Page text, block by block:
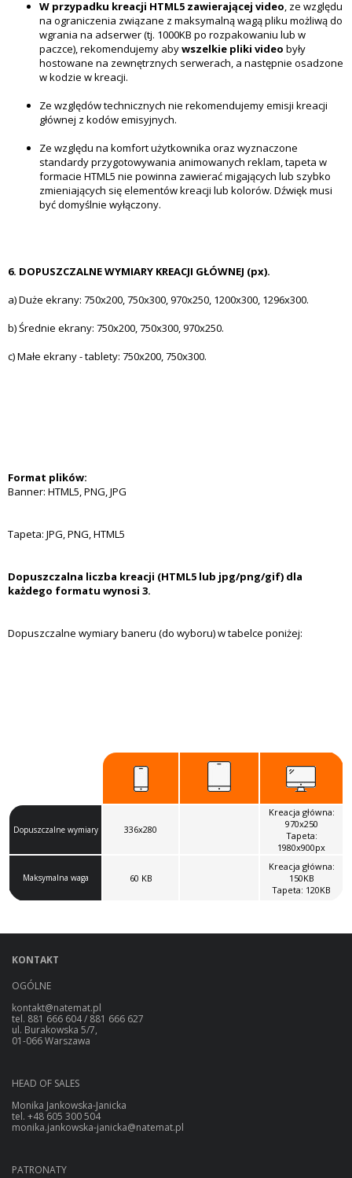
W przypadku kreacji HTML5 zawierającej video, ze względu
na ograniczenia związane z maksymalną wagą pliku możliwą do
wgrania na adserwer (tj. 1000KB po rozpakowaniu lub w
paczce), rekomendujemy abywszelkie pliki video były
hostowane na zewnętrznych serwerach, a następnie osadzone
w kodzie w kreacji.
Ze względów technicznych nie rekomendujemy emisji kreacji
głównej z kodów emisyjnych.
Ze względu na komfort użytkownika oraz wyznaczone
standardy przygotowywania animowanych reklam, tapeta w
formacie HTML5 nie powinna zawierać migających lub szybko
zmieniających się elementów kreacji lub kolorów. Dźwięk musi
być domyślnie wyłączony.
6. DOPUSZCZALNE WYMIARY KREACJI GŁÓWNEJ (px).
a) Duże ekrany: 750x200, 750x300, 970x250, 1200x300, 1296x300.
b) Średnie ekrany: 750x200, 750x300, 970x250.
c) Małe ekrany - tablety: 750x200, 750x300.
Format plików:
Banner: HTML5, PNG, JPG
Tapeta: JPG, PNG, HTML5
Dopuszczalna liczba kreacji (HTML5 lub jpg/png/gif) dla
każdego formatu wynosi 3.
Dopuszczalne wymiary baneru (do wyboru) w tabelce poniżej:
Dopuszczalne wymiary 336x280
Kreacja główna:
970x250
Tapeta:
1980x900px
Maksymalna waga 60 KB
Kreacja główna:
150KB
Tapeta: 120KB
KONTAKT
OGÓLNE
kontakt@natemat.pl
tel. 881 666 604 / 881 666 627
ul. Burakowska 5/7,
01-066 Warszawa
HEAD OF SALES
Monika Jankowska-Janicka
tel. +48 605 300 504
monika.jankowska-janicka@natemat.pl
PATRONATY